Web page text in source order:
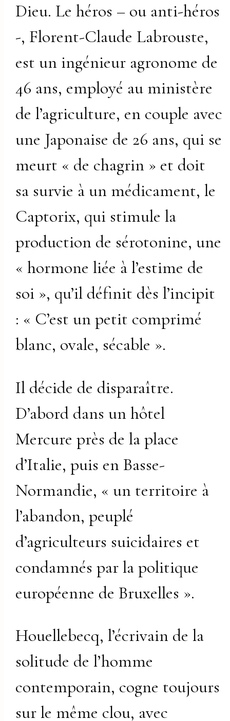
Dieu. Le héros – ou anti-héros
-, Florent-Claude Labrouste,
est un ingénieur agronome de
46 ans, employé au ministère
de l’agriculture, en couple avec
une Japonaise de 26 ans, qui se
meurt « de chagrin » et doit
sa survie à un médicament, le
Captorix, qui stimule la
production de sérotonine, une
« hormone liée à l’estime de
soi », qu’il définit dès l’incipit
: « C’est un petit comprimé
blanc, ovale, sécable ».
Il décide de disparaître.
D’abord dans un hôtel
Mercure près de la place
d’Italie, puis en Basse-
Normandie, « un territoire à
l’abandon, peuplé
d’agriculteurs suicidaires et
condamnés par la politique
européenne de Bruxelles ».
Houellebecq, l’écrivain de la
solitude de l’homme
contemporain, cogne toujours
sur le même clou, avec